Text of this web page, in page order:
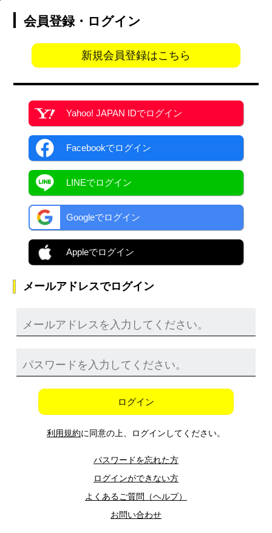
会員登録・ログイン
新規会員登録はこちら
Yahoo! JAPAN IDでログイン
Facebookでログイン
LINEでログイン
Googleでログイン
Appleでログイン
メールアドレスでログイン
ログイン
利用規約に同意の上、ログインしてください。
パスワードを忘れた方
ログインができない方
よくあるご質問（ヘルプ）
お問い合わせ